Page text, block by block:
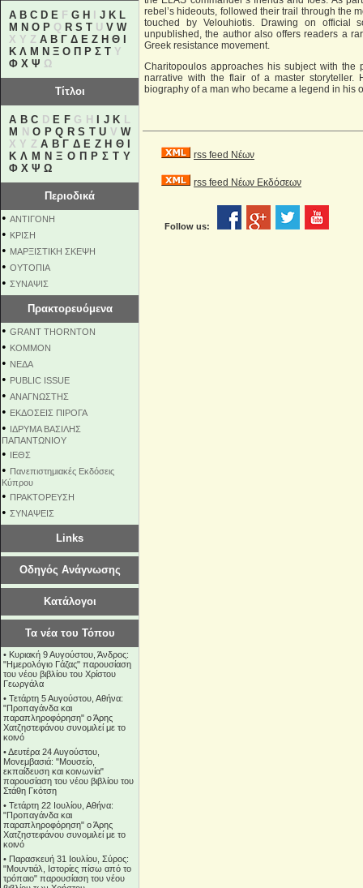
A B C D E F G H J K L
M N O P Q R S T U V W
X Y Z Α Β Γ Δ Ε Ζ Η Θ
Κ Λ Μ Ν Ξ Ο Π Ρ Σ Τ Υ
Φ Χ Ψ Ω
Τίτλοι
A B C D E FG H J K L
M
N O P Q R S T U V W
X Y ZΑ Β Γ Δ Ε Ζ Η Θ
Κ Λ Μ Ν Ξ Ο Π Ρ Σ Τ Υ
Φ Χ Ψ Ω
Περιοδικά
• ΑΝΤΙΓΟΝΗ
• ΚΡΙΣΗ
• ΜΑΡΞΙΣΤΙΚΗ ΣΚΕΨΗ
• ΟΥΤΟΠΙΑ
• ΣΥΝΑΨΙΣ
Πρακτορευόμενα
• GRANT THORNTON
• KOMMON
• NEΔΑ
• PUBLIC ISSUE
• ΑΝΑΓΝΩΣΤΗΣ
• ΕΚΔΟΣΕΙΣ ΠΙΡΟΓΑ
• ΙΔΡΥΜΑ ΒΑΣΙΛΗΣ
ΠΑΠΑΝΤΩΝΙΟΥ
• ΙΕΘΣ
• Πανεπιστημιακές Εκδόσεις
Κύπρου
• ΠΡΑΚΤΟΡΕΥΣΗ
• ΣΥΝΑΨΕΙΣ
Links
Οδηγός Ανάγνωσης
Κατάλογοι
Τα νέα του Τόπου
• Κυριακή 9 Αυγούστου, Άνδρος:
"Ημερολόγιο Γάζας" παρουσίαση
του νέου βιβλίου του Χρίστου
Γεωργάλα
• Τετάρτη 5 Αυγούστου, Αθήνα:
"Προπαγάνδα και
παραπληροφόρηση" ο Άρης
Χατζηστεφάνου συνομιλεί με το
κοινό
•Δευτέρα 24 Αυγούστου,
Μονεμβασιά: "Μουσείο,
εκπαίδευση και κοινωνία"
παρουσίαση του νέου βιβλίου του
Στάθη Γκότση
• Τετάρτη 22 Ιουλίου, Αθήνα:
"Προπαγάνδα και
παραπληροφόρηση" ο Άρης
Χατζηστεφάνου συνομιλεί με το
κοινό
• Παρασκευή 31 Ιουλίου, Σύρος:
"Μουντιάλ, Ιστορίες πίσω από το
τρόπαιο" παρουσίαση του νέου
rebel’s hideouts, followed their trail through the
touched by Velouhiotis. Drawing on official
unpublished, the author also offers readers a
Greek resistance movement.
Charitopoulos approaches his subject with
narrative with the flair of a master
biography of a man who became a legend in his
rss feed Νέων
rss feed Νέων Εκδόσεων
Follow us: